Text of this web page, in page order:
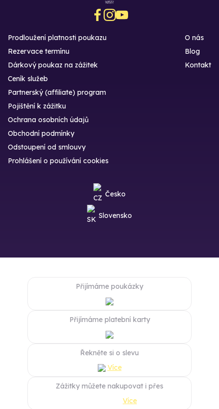
Prodloužení platnosti poukazu
Rezervace termínu
Dárkový poukaz na zážitek
O nás
Blog
Kontakt
Ceník služeb
Partnerský (affiliate) program
Pojištění k zážitku
Ochrana osobních údajů
Obchodní podmínky
Odstoupení od smlouvy
Prohlášení o používání cookies
Česko
Slovensko
Přijímáme poukázky
Přijímáme platební karty
Řekněte si o slevu
Více
Zážitky můžete nakupovat i přes
Více